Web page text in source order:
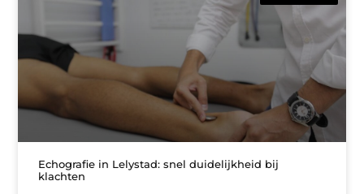
Echografie in Lelystad: snel duidelijkheid bij
klachten